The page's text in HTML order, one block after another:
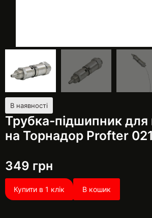
В наявності
Трубка-підшипник для
на Торнадор Profter 021
349 грн
Купити в 1 клік В кошик